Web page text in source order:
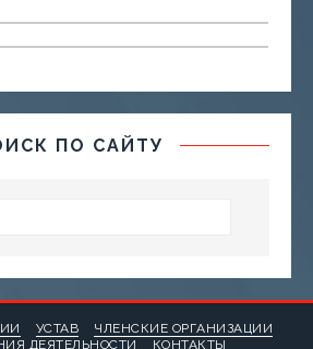
ПО САЙТУ
УСТАВ
ЧЛЕНСКИЕ ОРГАНИЗАЦИИ
ДЕЯТЕЛЬНОСТИ
КОНТАКТЫ